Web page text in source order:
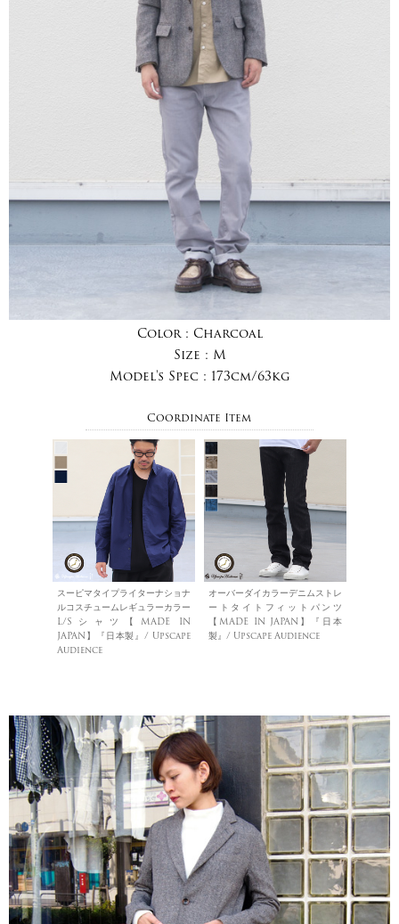
Color : Charcoal
Size : M
Model's Spec : 173cm/63kg
Coordinate Item
スーピマタイプライターナショナ
ルコスチュームレギュラーカラー
L/Sシャツ【MADE IN
JAPAN】『日本製』/ Upscape
Audience
オーバーダイカラーデニムストレ
ートタイトフィットパンツ
【MADE IN JAPAN】『日本
製』/ Upscape Audience